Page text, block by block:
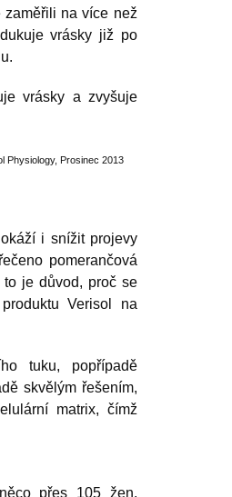
zaměřili na více než
vrásky již po
vrásky a zvyšuje
Physiology, Prosinec 2013
i snížit projevy
pomerančová
je důvod, proč se
Verisol na
tuku, popřípadě
skvělým řešením,
matrix, čímž
přes 105 žen.